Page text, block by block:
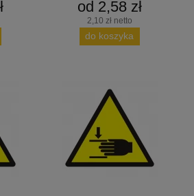
od 2,58 zł
2,10 zł netto
do koszyka